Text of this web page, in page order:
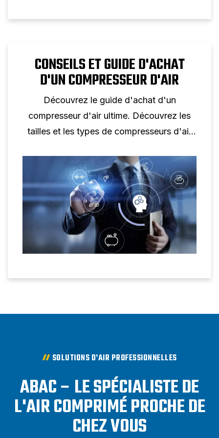
CONSEILS ET GUIDE D'ACHAT
D'UN COMPRESSEUR D'AIR
Découvrez le guide d'achat d'un
compresseur d'air ultime. Découvrez les
tailles et les types de compresseurs d'air
mieux à vos besoins.
SOLUTIONS D'AIR PROFESSIONNELLES
ABAC – LE SPÉCIALISTE DE
L'AIR COMPRIMÉ PROCHE DE
CHEZ VOUS